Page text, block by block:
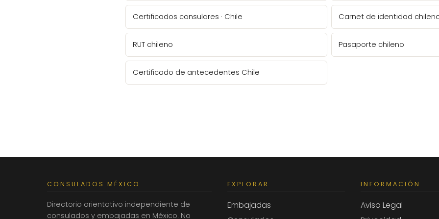
Certificados consulares · Chile Carnet de identidad
RUT chileno Pasaporte chileno
Certificado de antecedentes Chile
CONSULADOS MÉXICO
Directorio orientativo independiente de
consulados y embajadas en México. No
EXPLORAR
Embajadas
INFORMACIÓN
Aviso Legal